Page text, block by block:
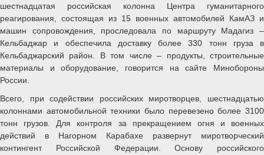
шестнадцатая российская колонна Центра гуманитарного
реагирования, состоящая из 15 военных автомобилей КамАЗ и
машин сопровождения, проследовала по маршруту Мадагиз –
Кельбаджар и обеспечила доставку более 330 тонн груза в
Кельбаджарский район. В том числе – продукты, строительные
материалы и оборудование, говорится на сайте Минобороны
России.
Всего, при содействии российских миротворцев, шестнадцатью
колоннами автомобильной техники было перевезено более 3100
тонн грузов. Для контроля за прекращением огня и военных
действий в Нагорном Карабахе развернут миротворческий
контингент Российской Федерации. Основу российского